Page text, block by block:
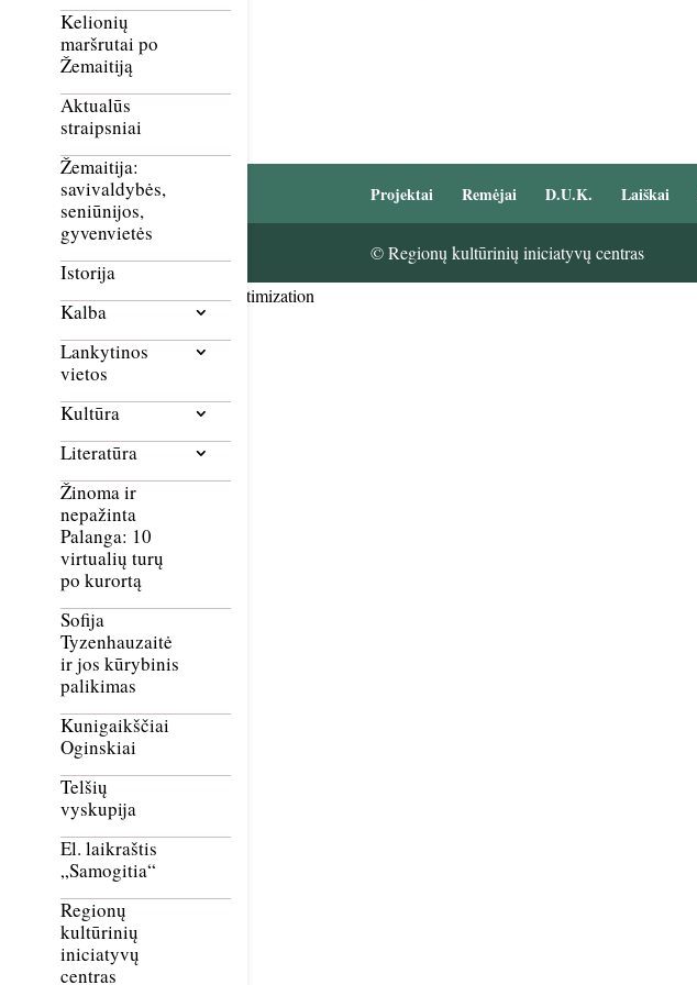
Kelionių
maršrutai po
Žemaitiją
Aktualūs
straipsniai
Žemaitija:
savivaldybės,
seniūnijos,
gyvenvietės
Istorija
Kalba
Lankytinos
vietos
Kultūra
Literatūra
Žinoma ir
nepažinta
Palanga: 10
virtualių turų
po kurortą
Sofija
Tyzenhauzaitė
ir jos kūrybinis
palikimas
Kunigaikščiai
Oginskiai
Telšių
vyskupija
El. laikraštis
„Samogitia“
Regionų
kultūrinių
iniciatyvų
centras
Projektai Remėjai D.U.K. Laiškai
© Regionų kultūrinių iniciatyvų centras
Smush Image Compression and Optimization